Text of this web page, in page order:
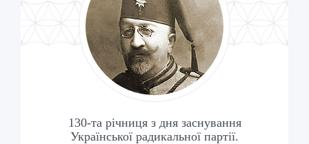
130-та річниця з дня заснування
Української радикальної партії.